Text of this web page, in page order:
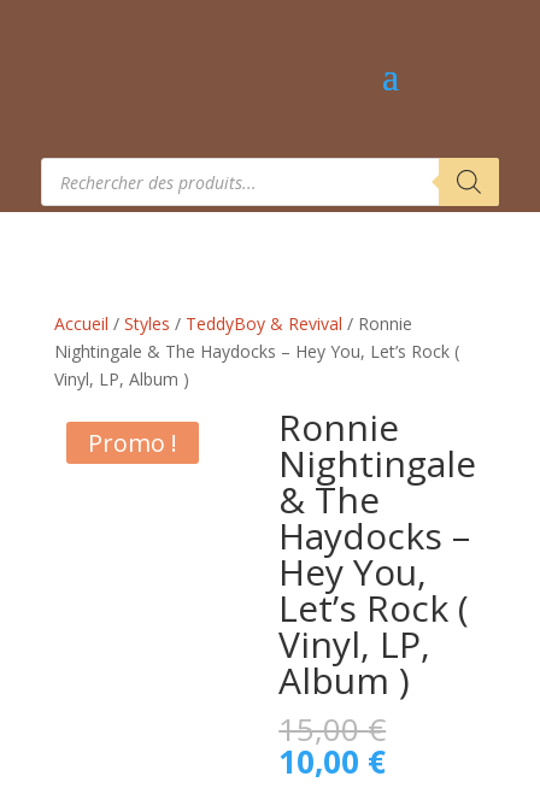
Recherche
produits
Accueil / Styles / TeddyBoy & Revival / Ronnie
Nightingale & The Haydocks – Hey You, Let’s Rock ‎(
Vinyl, LP, Album )
Promo ! Ronnie
Nightingale
& The
Haydocks –
Hey You,
Let’s Rock ‎(
Vinyl, LP,
Album )
15,00€
10,00 €Le